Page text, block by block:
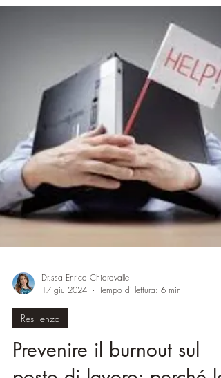
Una nuova ricerca mostra che i sintomi di
astinenza gravi sono molto meno comuni di
quanto si pensasse La depressione deve essere